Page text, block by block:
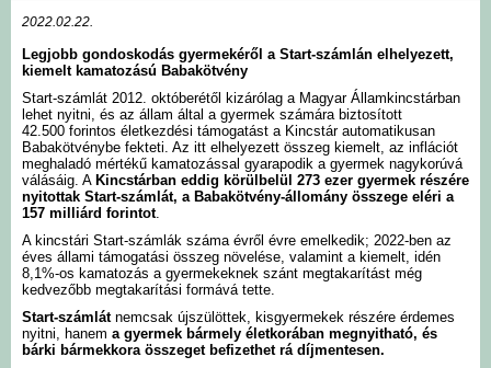
Polgármesteri Hivatal
Közérdekű információk
Hírek
Választási információk
Intézmények
Szlovák Önkormányzat
2022.02.22.
Legjobb gondoskodás gyermekéről a Start-számlán elhelyezett,
kiemelt kamatozású Babakötvény
Start-számlát 2012. októberétől kizárólag a Magyar Államkincstárban
lehet nyitni, és az állam által a gyermek számára biztosított
42.500 forintos életkezdési támogatást a Kincstár automatikusan
Babakötvénybe fekteti. Az itt elhelyezett összeg kiemelt, az inflációt
meghaladó mértékű kamatozással gyarapodik a gyermek nagykorúvá
válásáig. A Kincstárban eddig körülbelül 273 ezer gyermek részére
nyitottak Start-számlát, a Babakötvény-állomány összege eléri a
157 milliárd forintot.
A kincstári Start-számlák száma évről évre emelkedik; 2022-ben az
éves állami támogatási összeg növelése, valamint a kiemelt, idén
8,1%-os kamatozás a gyermekeknek szánt megtakarítást még
kedvezőbb megtakarítási formává tette.
Start-számlátnemcsak újszülöttek, kisgyermekek részére érdemes
nyitni, hanem a gyermek bármely életkorában megnyitható, és
bárki bármekkora összeget befizethet rá díjmentesen.